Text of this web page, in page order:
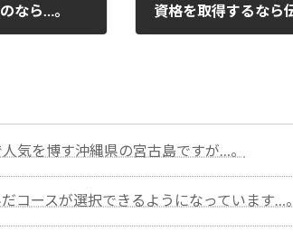
なら…。
気を博す沖縄県の宮古島ですが…。
コースが選択できるようになっています…。